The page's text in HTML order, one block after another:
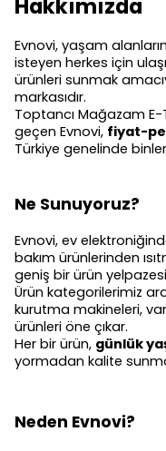
Hakkımızda
Evnovi, yaşam
isteyen herkes için
ürünleri sunmak
markasıdır.
Toptancı Mağazam
geçen Evnovi, fiyat-
Türkiye genelinde
Ne Sunuyoruz?
Evnovi, ev
bakım ürünlerinden
geniş bir ürün
Ürün kategorilerimiz
kurutma makineleri,
ürünleri öne çıkar.
Her bir ürün, günlük
yormadan kalite
Neden Evnovi?